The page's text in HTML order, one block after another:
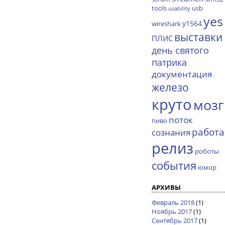
tools usability usb
wiresharky1564yes
ПЛИС выставки
день святого
патрика
документация
железо
крутомозг
пиво поток
сознания работа
релиз роботы
события юмор
АРХИВЫ
Февраль 2018(1)
Ноябрь 2017(1)
Сентябрь 2017(1)